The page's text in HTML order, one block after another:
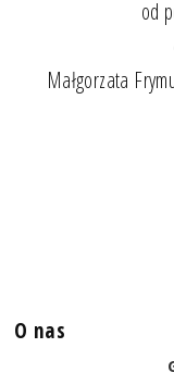
od
Małgorzata
O nas